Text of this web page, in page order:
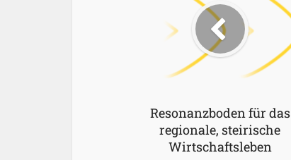
Resonanzboden für das
regionale, steirische
Wirtschaftsleben